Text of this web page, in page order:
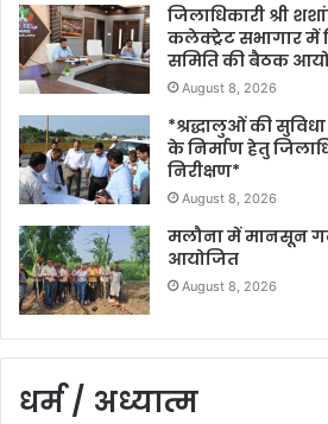
जिलाधिकारी श्री
कलेक्ट्रेट सभागार में
समिति की बैठक
August 8, 2026
*श्रद्धालुओं की
के निर्माण हेतु
निरीक्षण*
August 8, 2026
मलौना में मानसून
आयोजित
August 8, 2026
धर्म / अध्यात्म